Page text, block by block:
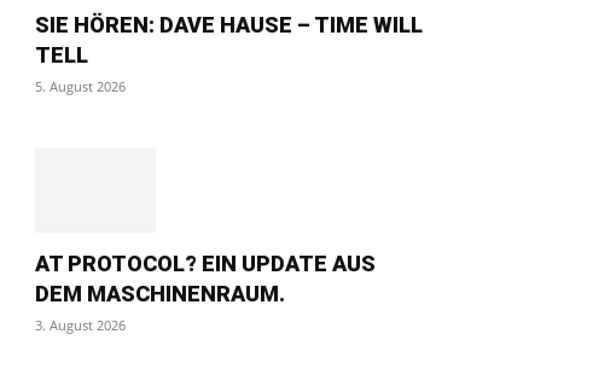
SIE HÖREN: DAVE HAUSE – TIME WILL
TELL
5. August 2026
AT PROTOCOL? EIN UPDATE AUS
DEM MASCHINENRAUM.
3. August 2026